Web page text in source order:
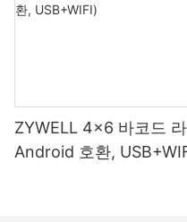
ZYWELL 4x6 바코드
Android 호환,